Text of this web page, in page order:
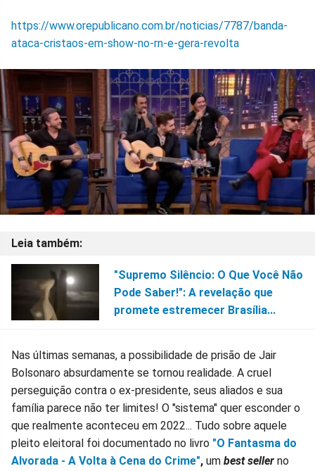
https://www.orepublicano.com.br/noticias/7787/banda-
ataca-cristaos-em-show-no-rn-e-gera-revolta
"Supremo Silêncio: O Que Você Não
Pode Saber!": A revelação que
promete estremecer Brasília...
Nas últimas semanas, a possibilidade de prisão de Jair
Bolsonaro absurdamente se tornou realidade. A cruel
perseguição contra o ex-presidente, seus aliados e sua
família parece não ter limites! O "sistema" quer esconder o
que realmente aconteceu em 2022... Tudo sobre aquele
pleito eleitoral foi documentado no livro "O Fantasma do
Alvorada - A Volta à Cena do Crime", um best seller no